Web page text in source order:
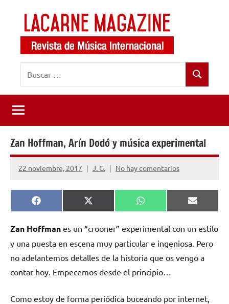
contenido
LaCarne
Magazine
de
música
internacional
Buscar
Zan Hoffman, Arín Dodó y música experimental
22 noviembre, 2017 J. G. No hay comentarios
Compartir
en
Facebook
Compartir
en
X
(Twitter)
Compartir
en
WhatsApp
en
Email
Zan Hoffman es un “crooner” experimental con un estilo
y una puesta en escena muy particular e ingeniosa. Pero
no adelantemos detalles de la historia que os vengo a
contar hoy. Empecemos desde el principio…
Como estoy de forma periódica buceando por internet,